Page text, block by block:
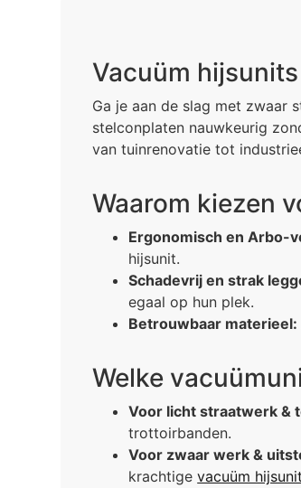
Vacuüm
Ga je aan de slag met zwaar
stelconplaten nauwkeurig
van tuinrenovatie tot
Waarom kiezen
Ergonomisch en Arbo-
hijsunit.
Schadevrij en strak
egaal op hun plek.
Betrouwbaar materieel:
Welke
Voor licht straatwerk &
trottoirbanden.
Voor zwaar werk &
krachtigevacuüm